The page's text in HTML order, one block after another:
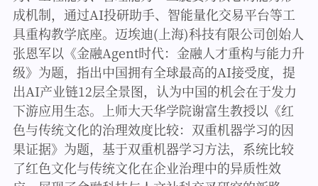
成机制，通过AI投研助手、智能量化交易平台等工
具重构教学底座。迈埃迪(上海)科技有限公司创始人
张恩军以《金融Agent时代：金融人才重构与能力升
级》为题，指出中国拥有全球最高的AI接受度，提
出AI产业链12层全景图，认为中国的机会在于发力
下游应用生态。上师大天华学院谢富生教授以《红
色与传统文化的治理效度比较：双重机器学习的因
果证据》为题，基于双重机器学习方法，系统比较
了红色文化与传统文化在企业治理中的异质性效